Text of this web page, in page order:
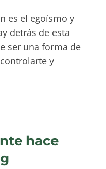
es el egoísmo y
detrás de esta
ser una forma de
y
hace